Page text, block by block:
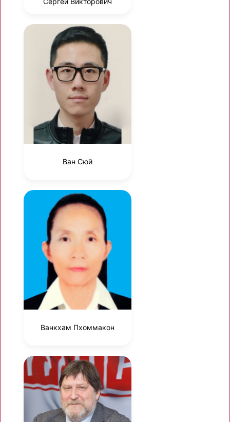
Ван Сюй
Ванкхам Пхоммакон